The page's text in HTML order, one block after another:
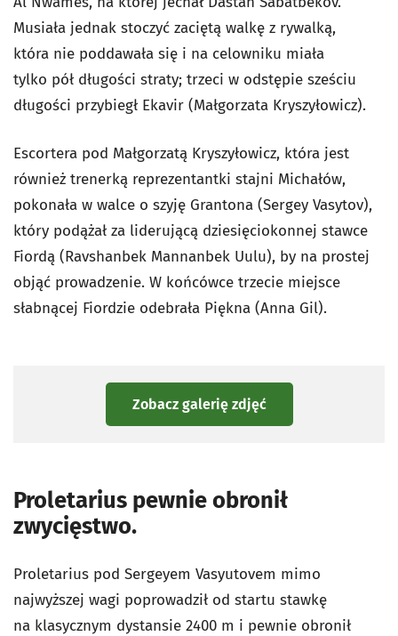
Musiała jednak stoczyć zaciętą walkę z rywalką,
która nie poddawała się i na celowniku miała
tylko pół długości straty; trzeci w odstępie sześciu
długości przybiegł Ekavir (Małgorzata Kryszyłowicz).
Escortera pod Małgorzatą Kryszyłowicz, która jest
również trenerką reprezentantki stajni Michałów,
pokonała w walce o szyję Grantona (Sergey Vasytov),
który podążał za liderującą dziesięciokonnej stawce
Fiordą (Ravshanbek Mannanbek Uulu), by na prostej
objąć prowadzenie. W końcówce trzecie miejsce
słabnącej Fiordzie odebrała Piękna (Anna Gil).
Zobacz galerię zdjęć
Proletarius pewnie obronił
zwycięstwo.
Proletarius pod Sergeyem Vasyutovem mimo
najwyższej wagi poprowadził od startu stawkę
na klasycznym dystansie 2400 m i pewnie obronił